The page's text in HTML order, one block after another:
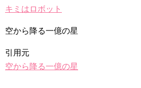
ハン・ヘジン 한혜진 – Still We (여전
한가인 –
九尾狐外伝 メイキング03 ハン・イ
「ライフ・ オン・ マーズ」2019年
キミはロボット
空から降る一億の星
引用元
空から降る一億の星